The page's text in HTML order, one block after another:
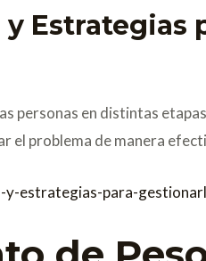
Estrategias
personas en distintas
el problema de manera
y-estrategias-para-